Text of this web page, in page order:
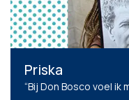
Priska
“Bij Don Bosco voel ik